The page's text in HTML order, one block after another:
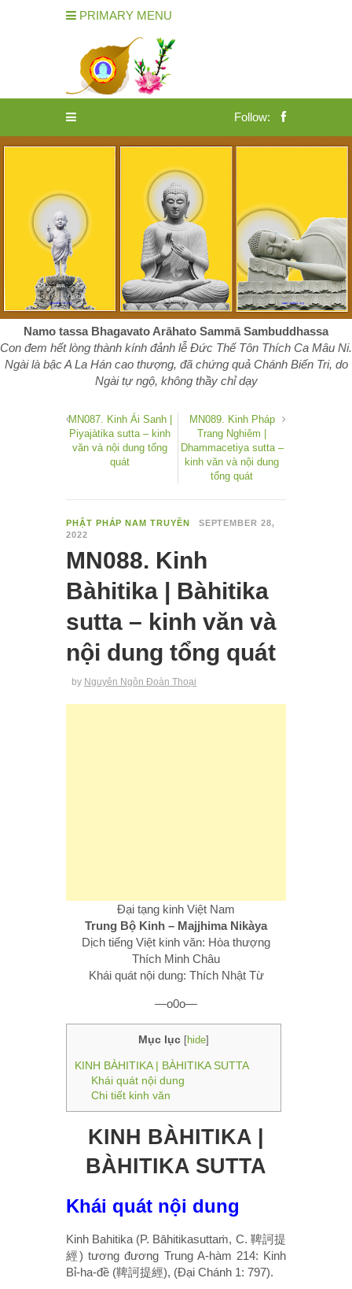
PRIMARY MENU
Follow:
Namo tassa Bhagavato Arāhato Sammā Sambuddhassa
Con đem hết lòng thành kính đảnh lễ Đức Thế Tôn Thích Ca Mâu Ni.
Ngài là bậc A La Hán cao thượng, đã chứng quả Chánh Biến Tri, do
Ngài tự ngộ, không thầy chỉ dạy
MN087. Kinh Ái Sanh |
Piyajàtika sutta – kinh
văn và nội dung tổng
quát
MN089. Kinh Pháp
Trang Nghiêm |
Dhammacetiya sutta –
kinh văn và nội dung
tổng quát
PHẬT PHÁP NAM TRUYỀN
SEPTEMBER 28,
2022
MN088. Kinh
Bàhitika | Bàhitika
sutta – kinh văn và
nội dung tổng quát
by Nguyên Ngôn Đoàn Thoại
Đại tạng kinh Việt Nam
Trung Bộ Kinh – Majjhima Nikàya
Dịch tiếng Việt kinh văn: Hòa thượng
Thích Minh Châu
Khái quát nội dung: Thích Nhật Từ
—o0o—
Mục lục [hide]
KINH BÀHITIKA | BÀHITIKA SUTTA
Khái quát nội dung
Chi tiết kinh văn
KINH BÀHITIKA |
BÀHITIKA SUTTA
Khái quát nội dung
Kinh Bahitika (P. Bāhitikasuttaṁ, C. 鞞訶提
經) tương đương Trung A-hàm 214: Kinh
Bỉ-ha-đề (鞞訶提經), (Đại Chánh 1: 797).